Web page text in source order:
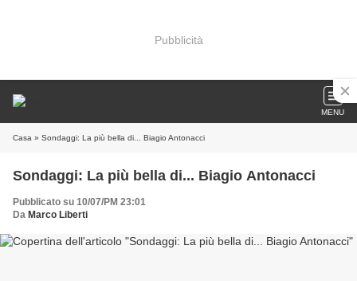
Pubblicità
MENU
Casa » Sondaggi: La più bella di... Biagio Antonacci
Sondaggi: La più bella di... Biagio Antonacci
Pubblicato su 10/07/PM 23:01
Da Marco Liberti